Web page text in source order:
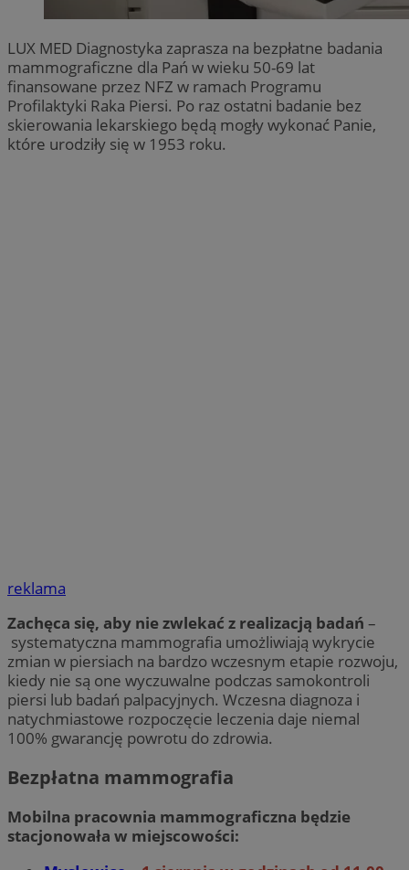
LUX MED Diagnostyka zaprasza na bezpłatne badania
mammograficzne dla Pań w wieku 50-69 lat
finansowane przez NFZ w ramach Programu
Profilaktyki Raka Piersi. Po raz ostatni badanie bez
skierowania lekarskiego będą mogły wykonać Panie,
które urodziły się w 1953 roku.
reklama
Zachęca się, aby nie zwlekać z realizacją badań –
systematyczna mammografia umożliwiają wykrycie
zmian w piersiach na bardzo wczesnym etapie rozwoju,
kiedy nie są one wyczuwalne podczas samokontroli
piersi lub badań palpacyjnych. Wczesna diagnoza i
natychmiastowe rozpoczęcie leczenia daje niemal
100% gwarancję powrotu do zdrowia.
Bezpłatna mammografia
Mobilna pracownia mammograficzna będzie
stacjonowała w miejscowości: